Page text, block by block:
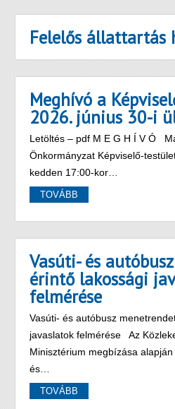
Felelős állattartás
Meghívó a
2026. június 30-i
Letöltés – pdf M E G H Í V Ó
Önkormányzat Képviselő-
kedden 17:00-kor…
TOVÁBB
Vasúti- és
érintő lakossági
felmérése
Vasúti- és autóbusz
javaslatok felmérése Az
Minisztérium megbízása
és…
TOVÁBB